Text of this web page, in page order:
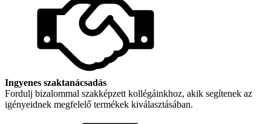
Ingyenes szaktanácsadás
Fordulj bizalommal szakképzett kollégáinkhoz, akik segítenek az
igényeidnek megfelelő termékek kiválasztásában.